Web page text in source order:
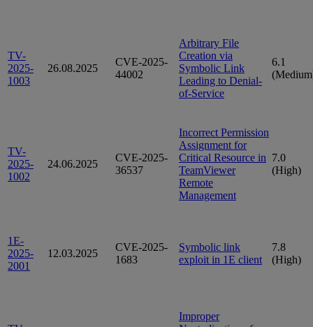
TV-
2025-
1003
26.08.2025
CVE-2025-
44002
Arbitrary File
Creation via
Symbolic Link
Leading to Denial-
of-Service
6.1
TV-
2025-
1002
24.06.2025
CVE-2025-
36537
Incorrect Permission
Assignment for
Critical Resource in
TeamViewer
Remote
Management
7.0
(High)
1E-
2025-
2001
12.03.2025
CVE-2025-
1683
Symbolic link
exploit in 1E client
7.8
(High)
Improper